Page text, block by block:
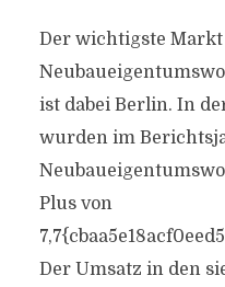
Der wichtigste
ist dabei Berlin. In
wurden im
Plus von
Der Umsatz in den